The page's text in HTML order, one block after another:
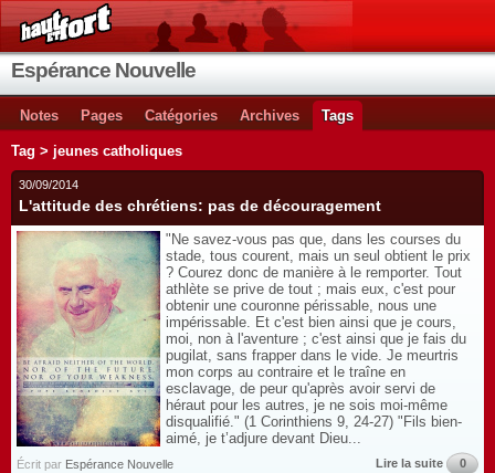
Espérance Nouvelle
Notes Pages Catégories Archives Tags
Tag > jeunes catholiques
30/09/2014
L'attitude des chrétiens: pas de découragement
"Ne savez-vous pas que, dans les courses du
stade, tous courent, mais un seul obtient le prix
? Courez donc de manière à le remporter. Tout
athlète se prive de tout ; mais eux, c'est pour
obtenir une couronne périssable, nous une
impérissable. Et c'est bien ainsi que je cours,
moi, non à l'aventure ; c'est ainsi que je fais du
pugilat, sans frapper dans le vide. Je meurtris
mon corps au contraire et le traîne en
esclavage, de peur qu'après avoir servi de
héraut pour les autres, je ne sois moi-même
disqualifié." (1 Corinthiens 9, 24-27) "Fils bien-
aimé, je t’adjure devant Dieu...
Écrit par Espérance Nouvelle Lire la suite 0